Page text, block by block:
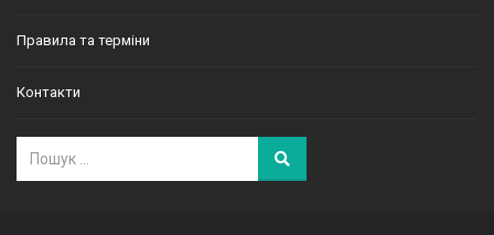
Правила та терміни
Контакти